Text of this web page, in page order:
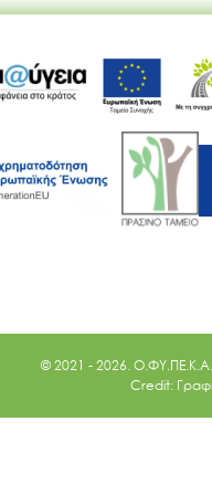
© 2021 - 2026.
Credit: